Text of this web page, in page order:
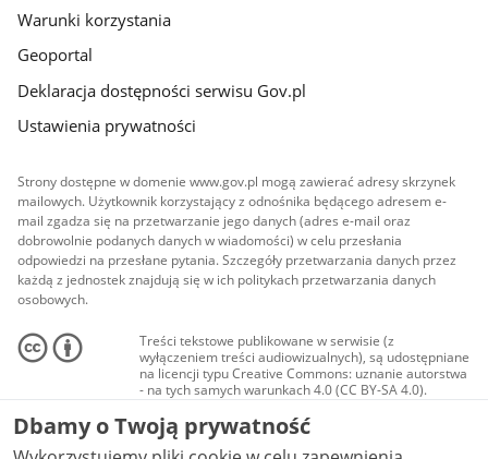
Warunki korzystania
Geoportal
Deklaracja dostępności serwisu Gov.pl
Ustawienia prywatności
Strony dostępne w domenie www.gov.pl mogą zawierać adresy skrzynek
mailowych. Użytkownik korzystający z odnośnika będącego adresem e-
mail zgadza się na przetwarzanie jego danych (adres e-mail oraz
dobrowolnie podanych danych w wiadomości) w celu przesłania
odpowiedzi na przesłane pytania. Szczegóły przetwarzania danych przez
każdą z jednostek znajdują się w ich politykach przetwarzania danych
osobowych.
Treści tekstowe publikowane w serwisie (z
wyłączeniem treści audiowizualnych), są udostępniane
na licencji typu Creative Commons: uznanie autorstwa
- na tych samych warunkach 4.0 (CC BY-SA 4.0).
Materiały audiowizualne, w tym zdjęcia, materiały
audio i wideo, są udostępniane na licencji typu
Creative Commons: uznanie autorstwa użycie
niekomercyjne - bez utworów zależnych 4.0 (CC BY-
Dbamy o Twoją prywatność